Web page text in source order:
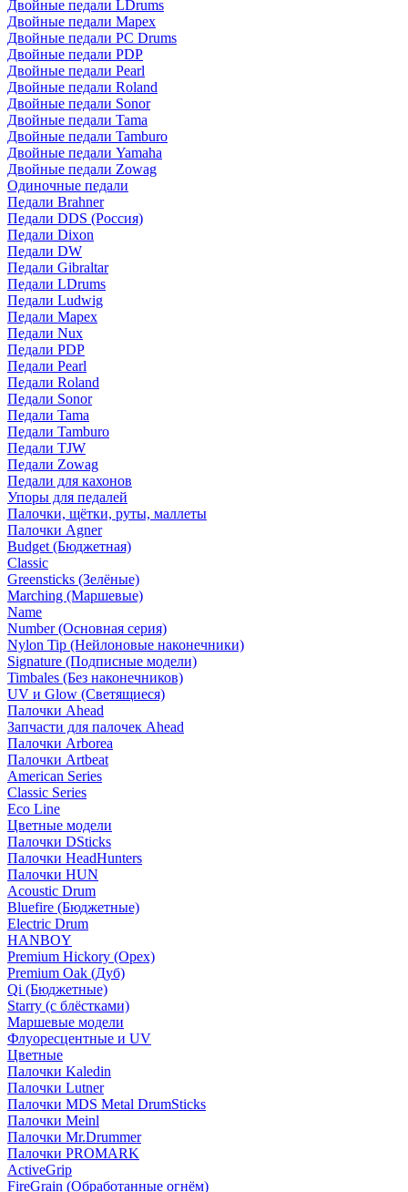
Двойные педали LDrums
Двойные педали Mapex
Двойные педали PC Drums
Двойные педали PDP
Двойные педали Pearl
Двойные педали Roland
Двойные педали Sonor
Двойные педали Tama
Двойные педали Tamburo
Двойные педали Yamaha
Двойные педали Zowag
Одиночные педали
Педали Brahner
Педали DDS (Россия)
Педали Dixon
Педали DW
Педали Gibraltar
Педали LDrums
Педали Ludwig
Педали Mapex
Педали Nux
Педали PDP
Педали Pearl
Педали Roland
Педали Sonor
Педали Tama
Педали Tamburo
Педали TJW
Педали Zowag
Педали для кахонов
Упоры для педалей
Палочки, щётки, руты, маллеты
Палочки Agner
Budget (Бюджетная)
Classic
Greensticks (Зелёные)
Marching (Маршевые)
Name
Number (Основная серия)
Nylon Tip (Нейлоновые наконечники)
Signature (Подписные модели)
Timbales (Без наконечников)
UV и Glow (Светящиеся)
Палочки Ahead
Запчасти для палочек Ahead
Палочки Arborea
Палочки Artbeat
American Series
Classic Series
Eco Line
Цветные модели
Палочки DSticks
Палочки HeadHunters
Палочки HUN
Acoustic Drum
Bluefire (Бюджетные)
Electric Drum
HANBOY
Premium Hickory (Орех)
Premium Oak (Дуб)
Qi (Бюджетные)
Starry (с блёстками)
Маршевые модели
Флуоресцентные и UV
Цветные
Палочки Kaledin
Палочки Lutner
Палочки MDS Metal DrumSticks
Палочки Meinl
Палочки Mr.Drummer
Палочки PROMARK
ActiveGrip
FireGrain (Обработанные огнём)